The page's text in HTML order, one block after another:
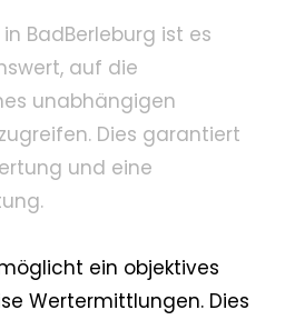
BadBerleburg ist es
auf die
unabhängigen
Dies garantiert
und eine
ein objektives
Wertermittlungen. Dies